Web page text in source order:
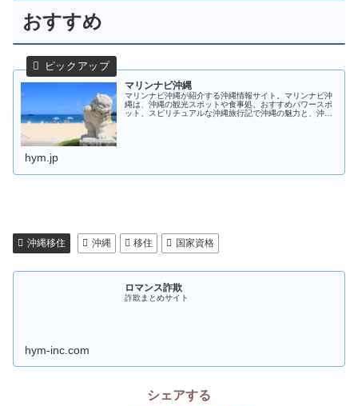
おすすめ
マリンナビ沖縄
マリンナビ沖縄が紹介する沖縄情報サイト。マリンナビ沖
縄は、沖縄の観光スポットや食事処、おすすめパワースポ
ット、スピリチュアルな沖縄旅行記で沖縄の魅力と、沖縄
hym.jp
沖縄移住 沖縄 移住 国家資格
ロマンス詐欺
詐欺まとめサイト
hym-inc.com
シェアする